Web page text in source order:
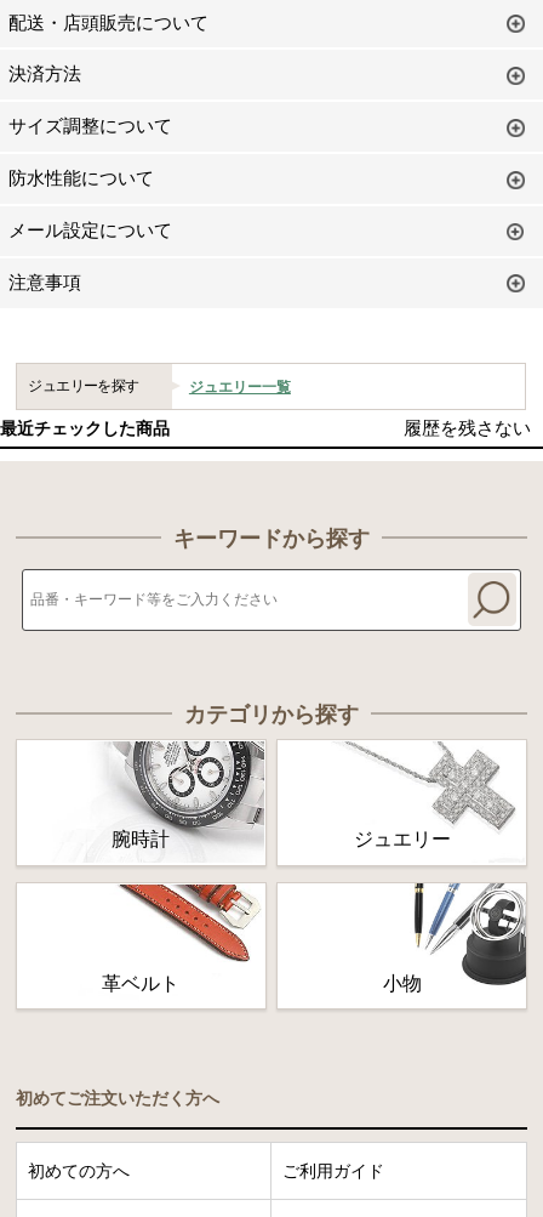
配送・店頭販売について
決済方法
サイズ調整について
防水性能について
メール設定について
注意事項
ジュエリーを探す ジュエリー一覧
最近チェックした商品 履歴を残さない
キーワードから探す
カテゴリから探す
腕時計 ジュエリー
革ベルト 小物
初めてご注文いただく方へ
初めての方へ ご利用ガイド